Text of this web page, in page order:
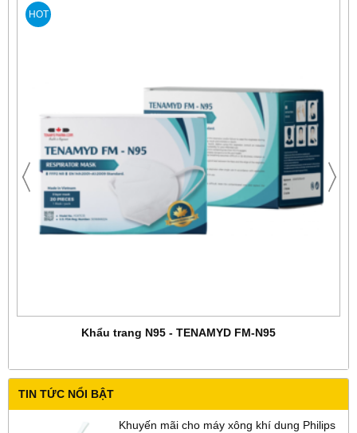
HOT
Khẩu trang N95 - TENAMYD FM-N95
TIN TỨC NỔI BẬT
Khuyến mãi cho máy xông khí dung Philips